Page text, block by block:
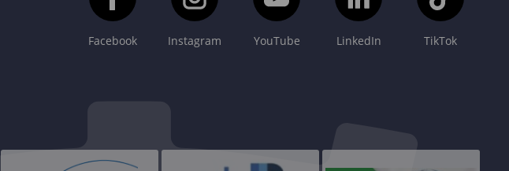
Facebook Instagram YouTube LinkedIn TikTok